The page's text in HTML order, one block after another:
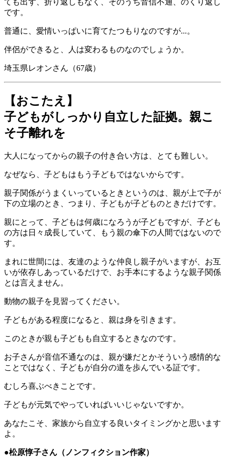
ても出ず、折り返しもなく、そのうち音信不通、のくり返し
です。
普通に、愛情いっぱいに育てたつもりなのですが...。
伴侶ができると、人は変わるものなのでしょうか。
埼玉県レオンさん（67歳）
【おこたえ】
子どもがしっかり自立した証拠。親こ
そ子離れを
大人になってからの親子の付き合い方は、とても難しい。
なぜなら、子どもはもう子どもではないからです。
親子関係がうまくいっているときというのは、親が上で子が
下の立場のとき、つまり、子どもが子どものときだけです。
親にとって、子どもは何歳になろうが子どもですが、子ども
の方は日々成長していて、もう親の傘下の人間ではないので
す。
まれに世間には、友達のような仲良し親子がいますが、お互
いが依存しあっているだけで、お手本にするような親子関係
とは言えません。
動物の親子を見習ってください。
子どもがある程度になると、親は身を引きます。
このときが親も子どもも自立するときなのです。
お子さんが音信不通なのは、親が嫌だとかそういう感情的な
ことではなく、子どもが自分の道を歩んでいる証です。
むしろ喜ぶべきことです。
子どもが元気でやっていればいいじゃないですか。
あなたこそ、家族から自立する良いタイミングかと思います
よ。
●松原惇子さん （ノンフィクション作家）